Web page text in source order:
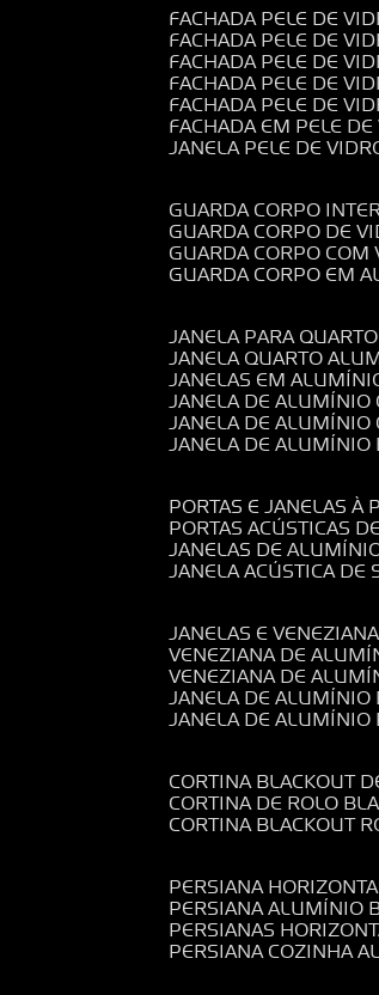
FACHADA PELE DE
FACHADA PELE DE
FACHADA PELE DE
FACHADA PELE DE
FACHADA PELE DE
FACHADA EM PELE
JANELA PELE DE
GUARDA CORPO
GUARDA CORPO DE
GUARDA CORPO
GUARDA CORPO EM
JANELA PARA
JANELA QUARTO
JANELAS EM
JANELA DE
JANELA DE
JANELA DE ALUMÍNIO
PORTAS E JANELAS
PORTAS ACÚSTICAS
JANELAS DE
JANELA ACÚSTICA DE
JANELAS E
VENEZIANA DE
VENEZIANA DE
JANELA DE
JANELA DE
CORTINA BLACKOUT
CORTINA DE ROLO
CORTINA BLACKOUT
PERSIANA
PERSIANA ALUMÍNIO
PERSIANAS
PERSIANA COZINHA